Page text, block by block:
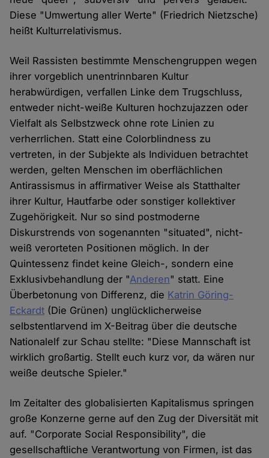
Diese "Umwertung aller Werte" (Friedrich Nietzsche)
heißt Kulturrelativismus.
Weil Rassisten bestimmte Menschengruppen wegen
ihrer vorgeblich unentrinnbaren Kultur
herabwürdigen, verfallen Linke dem Trugschluss,
entweder nicht-weiße Kulturen hochzujazzen oder
Vielfalt als Selbstzweck ohne rote Linien zu
verherrlichen. Statt eine Colorblindness zu
vertreten, in der Subjekte als Individuen betrachtet
werden, gelten Menschen im oberflächlichen
Antirassismus in affirmativer Weise als Statthalter
ihrer Kultur, Hautfarbe oder sonstiger kollektiver
Zugehörigkeit. Nur so sind postmoderne
Diskurstrends von sogenannten "situated", nicht-
weiß verorteten Positionen möglich. In der
Quintessenz findet keine Gleich-, sondern eine
Exklusivbehandlung der "Anderen" statt. Eine
Überbetonung von Differenz, die Katrin Göring-
Eckardt (Die Grünen) unglücklicherweise
selbstentlarvend im X-Beitrag über die deutsche
Nationalelf zur Schau stellte: "Diese Mannschaft ist
wirklich großartig. Stellt euch kurz vor, da wären nur
weiße deutsche Spieler."
Im Zeitalter des globalisierten Kapitalismus springen
große Konzerne gerne auf den Zug der Diversität mit
auf. "Corporate Social Responsibility", die
gesellschaftliche Verantwortung von Firmen, ist das